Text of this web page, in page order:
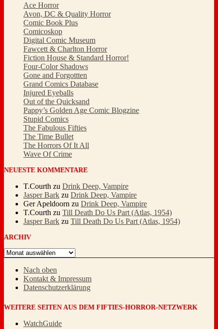
Ace Horror
Avon, DC & Quality Horror
Comic Book Plus
Comicoskop
Digital Comic Museum
Fawcett & Charlton Horror
Fiction House & Standard Horror!
Four-Color Shadows
Gone and Forgottten
Grand Comics Database
Injured Eyeballs
Out of the Quicksand
Pappy’s Golden Age Comic Blogzine
Stupid Comics
The Fabulous Fifties
The Time Bullet
The Horrors Of It All
Wave Of Crime
NEUESTE KOMMENTARE
T.Courth zu Drink Deep, Vampire
Jasper Bark zu Drink Deep, Vampire
Ger Apeldoorn zu Drink Deep, Vampire
T.Courth zu Till Death Do Us Part (Atlas, 1954)
Jasper Bark zu Till Death Do Us Part (Atlas, 1954)
ARCHIV
Archiv
Nach oben
Kontakt & Impressum
Datenschutzerklärung
WEITERE SEITEN AUS DEM FIFTIES-HORROR-NETZWERK
WatchGuide